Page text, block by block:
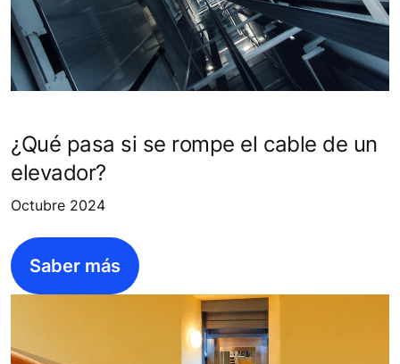
¿Qué pasa si se rompe el cable de un
elevador?
Octubre 2024
Saber más